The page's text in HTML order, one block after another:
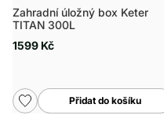
Zahradní úložný box Keter
TITAN 300L
1599 Kč
Přidat do košíku